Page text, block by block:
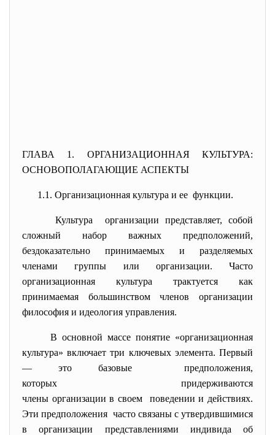
ГЛАВА 1. ОРГАНИЗАЦИОННАЯ КУЛЬТУРА:
ОСНОВОПОЛАГАЮЩИЕ АСПЕКТЫ
1.1. Организационная культура и ее функции.
Культура организации представляет, собой
сложный набор важных предположений,
бездоказательно принимаемых и разделяемых
членами группы или организации. Часто
организационная культура трактуется как
принимаемая большинством членов организации
философия и идеология управления.
В основной массе понятие «организационная
культура» включает три ключевых элемента. Первый
— это базовые предположения,
которых придерживаются
члены организации в своем поведении и действиях.
Эти предположения часто связаны с утвердившимися
в организации представлениями индивида об